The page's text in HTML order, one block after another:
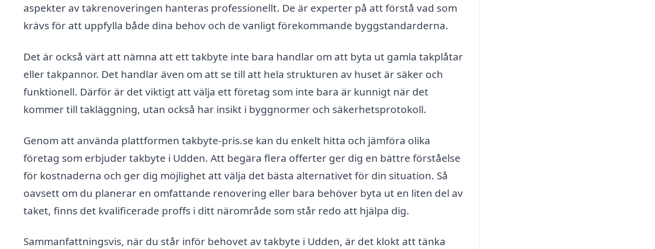
aspekter av takrenoveringen hanteras professionellt. De är experter på att förstå vad som
krävs för att uppfylla både dina behov och de vanligt förekommande byggstandarderna.
Det är också värt att nämna att ett takbyte inte bara handlar om att byta ut gamla takplåtar
eller takpannor. Det handlar även om att se till att hela strukturen av huset är säker och
funktionell. Därför är det viktigt att välja ett företag som inte bara är kunnigt när det
kommer till takläggning, utan också har insikt i byggnormer och säkerhetsprotokoll.
Genom att använda plattformen takbyte-pris.se kan du enkelt hitta och jämföra olika
företag som erbjuder takbyte i Udden. Att begära flera offerter ger dig en bättre förståelse
för kostnaderna och ger dig möjlighet att välja det bästa alternativet för din situation. Så
oavsett om du planerar en omfattande renovering eller bara behöver byta ut en liten del av
taket, finns det kvalificerade proffs i ditt närområde som står redo att hjälpa dig.
Sammanfattningsvis, när du står inför behovet av takbyte i Udden, är det klokt att tänka